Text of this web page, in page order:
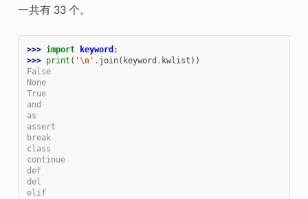
一共有 33 个。
>>> import keyword ;
>>> print ( '\n' . join( keyword . kwlist ))
False
None
True
and
as
assert
break
class
continue
def
del
elif